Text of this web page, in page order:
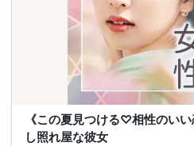
《この夏見つける♡相性のい
し照れ屋な彼女